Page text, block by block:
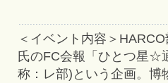
＜イベント内容＞
氏のFC会報「ひとつ星☆
称：レ部)という企画。博